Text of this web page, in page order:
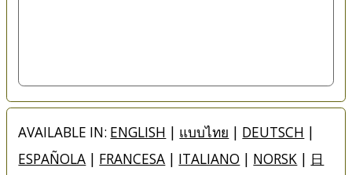
AVAILABLE IN: ENGLISH | แบบไทย | DEUTSCH |
ESPAÑOLA | FRANCESA | ITALIANO | NORSK | 日